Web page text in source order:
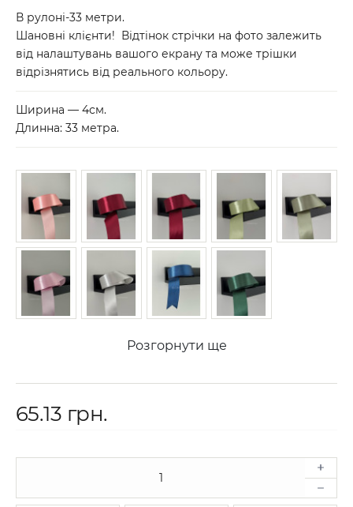
В рулоні-33 метри.
Шановні клієнти! Відтінок стрічки на фото залежить
від налаштувань вашого екрану та може трішки
відрізнятись від реального кольору.
Ширина — 4см.
Длинна: 33 метра.
Розгорнути ще
65.13 грн.